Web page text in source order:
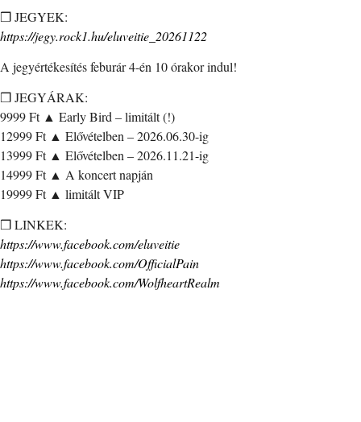
❒ JEGYEK:
https://jegy.rock1.hu/eluveitie_20261122
A jegyértékesítés feburár 4-én 10 órakor indul!
❒ JEGYÁRAK:
9999 Ft ▲ Early Bird – limitált (!)
12999 Ft ▲ Elővételben – 2026.06.30-ig
13999 Ft ▲ Elővételben – 2026.11.21-ig
14999 Ft ▲ A koncert napján
19999 Ft ▲ limitált VIP
❒ LINKEK:
https://www.facebook.com/eluveitie
https://www.facebook.com/OfficialPain
https://www.facebook.com/WolfheartRealm